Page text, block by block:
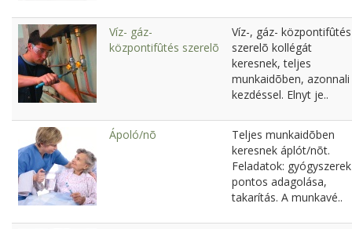
Víz- gáz-
központifûtés szerelõ
Víz-, gáz- központifûtés
szerelõ kollégát
keresnek, teljes
munkaidõben, azonnali
kezdéssel. Elnyt je..
Ápoló/nõ
Teljes munkaidõben
keresnek áplót/nõt.
Feladatok: gyógyszerek
pontos adagolása,
takarítás. A munkavé..